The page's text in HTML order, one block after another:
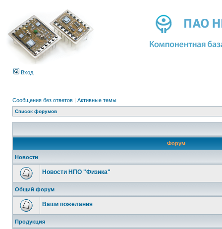
Вход
Сообщения без ответов | Активные темы
Список форумов
Форум
Новости
Новости НПО "Физика"
Общий форум
Ваши пожелания
Продукция